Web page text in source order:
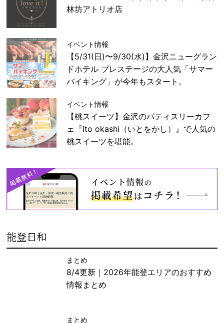
林坊アトリオ店
イベント情報
【5/31(日)〜9/30(水)】金沢ニューグラン
ドホテル プレステージの大人気「サマー
バイキング」が今年もスタート。
イベント情報
【桃スイーツ】金沢のパティスリーカフ
ェ『Ito okashi（いとをかし）』で人気の
桃スイーツを堪能。
能登日和
まとめ
8/4更新｜2026年能登エリアのおすすめ
情報まとめ
まとめ